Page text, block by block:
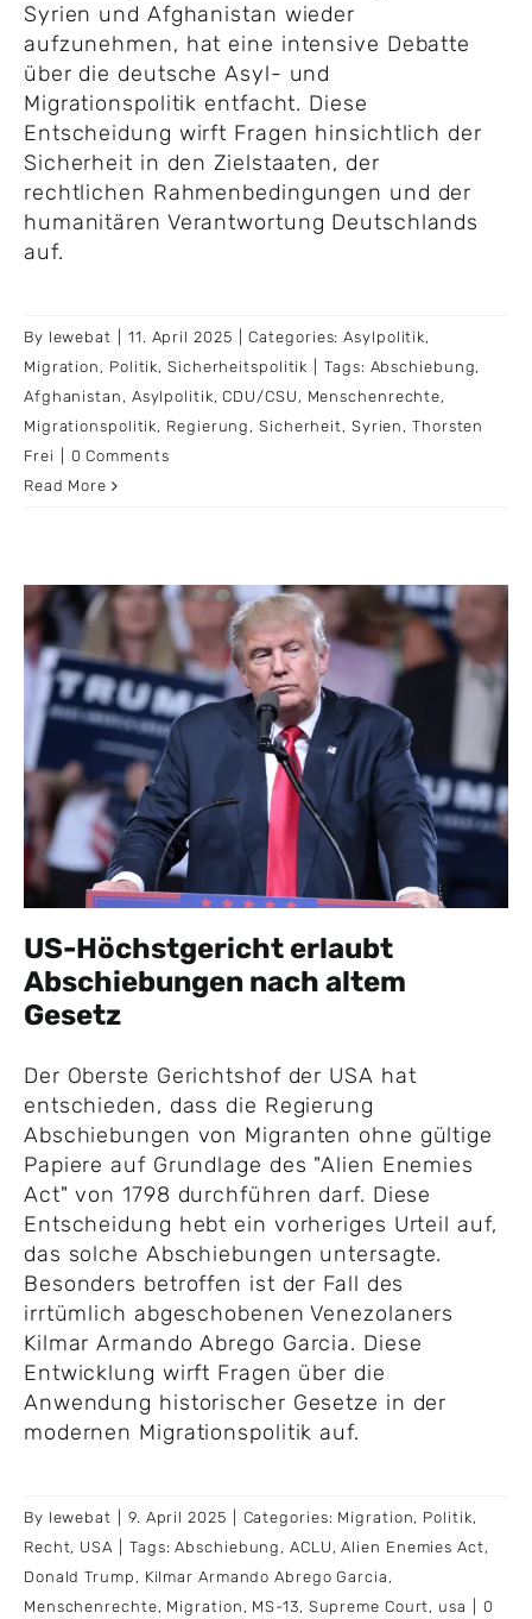
Syrien und Afghanistan wieder
aufzunehmen, hat eine intensive Debatte
über die deutsche Asyl- und
Migrationspolitik entfacht. Diese
Entscheidung wirft Fragen hinsichtlich der
Sicherheit in den Zielstaaten, der
rechtlichen Rahmenbedingungen und der
humanitären Verantwortung Deutschlands
auf.
By lewebat 11. April 2025 Categories:Asylpolitik,
Migration , Politik,Sicherheitspolitik Tags: Abschiebung,
Afghanistan , Asylpolitik,CDU/CSU , Menschenrechte,
Migrationspolitik, Regierung ,Sicherheit, Syrien ,Thorsten
Frei
0 Comments
Read More
US-Höchstgericht erlaubt
Abschiebungen nach altem
Gesetz
Der Oberste Gerichtshof der USA hat
entschieden, dass die Regierung
Abschiebungen von Migranten ohne gültige
Papiere auf Grundlage des "Alien Enemies
Act" von 1798 durchführen darf. Diese
Entscheidung hebt ein vorheriges Urteil auf,
das solche Abschiebungen untersagte.
Besonders betroffen ist der Fall des
irrtümlich abgeschobenen Venezolaners
Kilmar Armando Abrego Garcia. Diese
Entwicklung wirft Fragen über die
Anwendung historischer Gesetze in der
modernen Migrationspolitik auf.
By lewebat 9. April 2025 Categories: Migration, Politik,
Recht, USA Tags:Abschiebung ,ACLU ,Alien Enemies Act,
Donald Trump , Kilmar Armando Abrego Garcia ,
Menschenrechte, Migration , MS-13, Supreme Court, usa 0